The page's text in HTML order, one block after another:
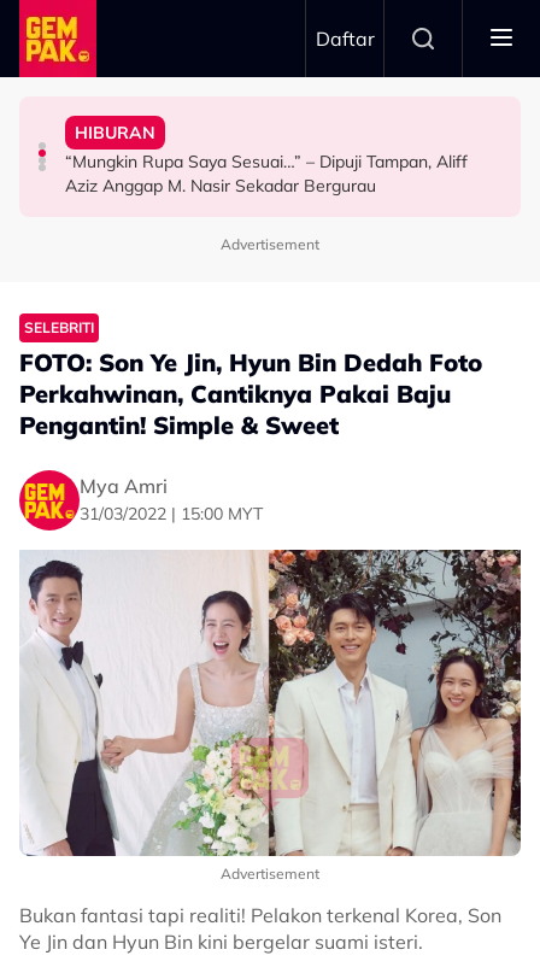
Skip to main content
Daftar
HIBURAN
The Tomei Girls: Satu Wanita, Pelbagai Ekspresi
HIBURAN
“Mungkin Rupa Saya Sesuai…” – Dipuji Tampan, Aliff
Aziz Anggap M. Nasir Sekadar Bergurau
HIBURAN
Iqbal Tolak Tawaran Gimik Bercinta Dengan Artis Cantik
& Popular - “Saya Tak Mahu Main Perasaan Orang
HIBURAN
Afiq Sky Hadiahkan Buah Tangan Buat Syafinaz
Selamat, Kenang Jasa Selamatkan Daripada
Advertisement
SELEBRITI
FOTO: Son Ye Jin, Hyun Bin Dedah Foto
Perkahwinan, Cantiknya Pakai Baju
Pengantin! Simple & Sweet
Mya Amri
31/03/2022 | 15:00 MYT
Advertisement
Bukan fantasi tapi realiti! Pelakon terkenal Korea, Son
Ye Jin dan Hyun Bin kini bergelar suami isteri.